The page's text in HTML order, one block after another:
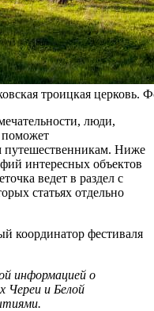
троицкая церковь.
люди,
поможет
путешественникам. Ниже
интересных объектов
ведет в раздел с
статьях отдельно
координатор фестиваля
информацией о
Череи и Белой